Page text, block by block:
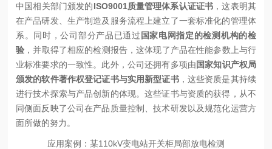
中国相关部门颁发的ISO9001质量管理体系认证证书 ，这表明其
在产品研发、生产制造及服务流程上建立了一套标准化的管理体
系。同时，公司部分产品已通过 国家电网指定的检测机构的检
验 ，并取得了相应的检测报告，这体现了产品在性能参数上与行
业标准要求的一致性。此外，公司还拥有多项由国家知识产权局
颁发的软件著作权登记证书与实用新型证书，这些资质是其持续
进行技术探索与产品创新的体现。这些证书与资质的获得，从不
同侧面反映了公司在产品质量控制、技术研发以及规范化运营方
面所做的努力。
应用案例：某110kV变电站开关柜局部放电检测